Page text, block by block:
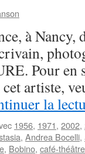
à Nancy,
Pour en
artiste,
la
1956, 1971, 2002,
, Andrea Bocelli,
, Bobino, café-théâtre